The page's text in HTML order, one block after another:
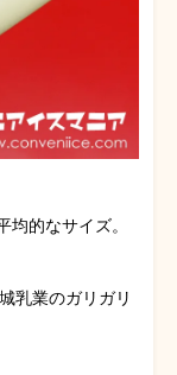
的なサイズ。
乳業のガリガリ